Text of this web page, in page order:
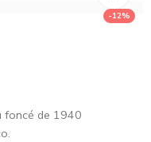
-12%
foncé de 1940